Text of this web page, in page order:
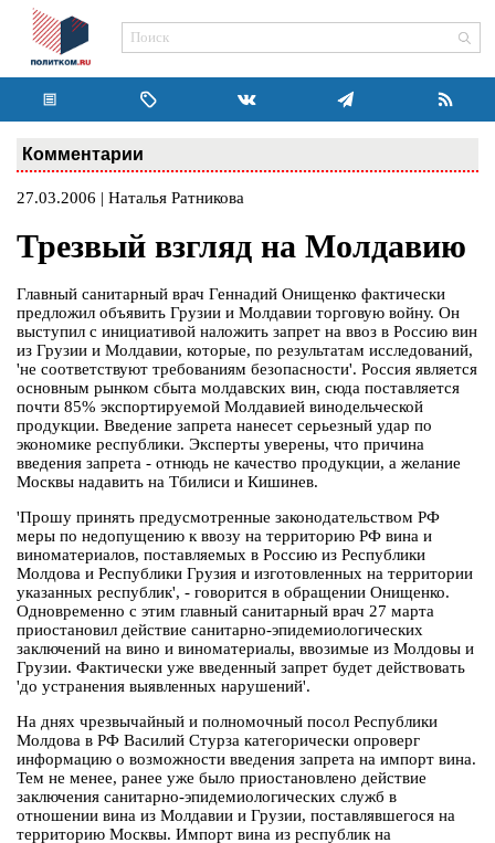
Комментарии
27.03.2006 | Наталья Ратникова
Трезвый взгляд на Молдавию
Главный санитарный врач Геннадий Онищенко фактически
предложил объявить Грузии и Молдавии торговую войну. Он
выступил с инициативой наложить запрет на ввоз в Россию вин
из Грузии и Молдавии, которые, по результатам исследований,
'не соответствуют требованиям безопасности'. Россия является
основным рынком сбыта молдавских вин, сюда поставляется
почти 85% экспортируемой Молдавией винодельческой
продукции. Введение запрета нанесет серьезный удар по
экономике республики. Эксперты уверены, что причина
введения запрета - отнюдь не качество продукции, а желание
Москвы надавить на Тбилиси и Кишинев.
'Прошу принять предусмотренные законодательством РФ
меры по недопущению к ввозу на территорию РФ вина и
виноматериалов, поставляемых в Россию из Республики
Молдова и Республики Грузия и изготовленных на территории
указанных республик', - говорится в обращении Онищенко.
Одновременно с этим главный санитарный врач 27 марта
приостановил действие санитарно-эпидемиологических
заключений на вино и виноматериалы, ввозимые из Молдовы и
Грузии. Фактически уже введенный запрет будет действовать
'до устранения выявленных нарушений'.
На днях чрезвычайный и полномочный посол Республики
Молдова в РФ Василий Стурза категорически опроверг
информацию о возможности введения запрета на импорт вина.
Тем не менее, ранее уже было приостановлено действие
заключения санитарно-эпидемиологических служб в
отношении вина из Молдавии и Грузии, поставлявшегося на
территорию Москвы. Импорт вина из республик на